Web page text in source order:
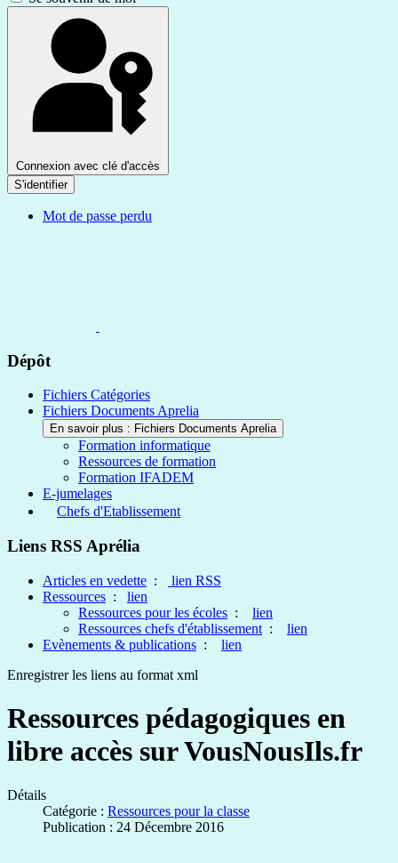
Connexion avec clé d'accès
S'identifier
Mot de passe perdu
Dépôt
Fichiers Catégories
Fichiers Documents Aprelia
En savoir plus : Fichiers Documents Aprelia
Formation informatique
Ressources de formation
Formation IFADEM
E-jumelages
Chefs d'Etablissement
Liens RSS Aprélia
Articles en vedette :
lien RSS
Ressources : lien
Ressources pour les écoles : lien
Ressources chefs d'établissement : lien
Evènements & publications : lien
Enregistrer les liens au format xml
Ressources pédagogiques en
libre accès sur VousNousIls.fr
Détails
Catégorie : Ressources pour la classe
Publication : 24 Décembre 2016